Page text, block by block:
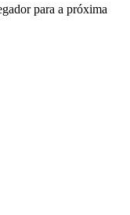
para a próxima